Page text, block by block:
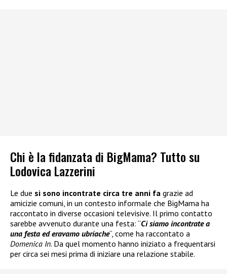
Chi è la fidanzata di BigMama? Tutto su
Lodovica Lazzerini
Le due si sono incontrate circa tre anni fa grazie ad
amicizie comuni, in un contesto informale che BigMama ha
raccontato in diverse occasioni televisive. Il primo contatto
sarebbe avvenuto durante una festa: “Ci siamo incontrate a
una festa ed eravamo ubriache“, come ha raccontato a
Domenica In. Da quel momento hanno iniziato a frequentarsi
per circa sei mesi prima di iniziare una relazione stabile.